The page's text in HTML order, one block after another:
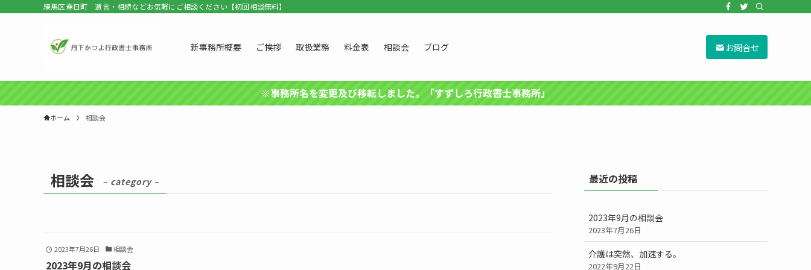
練馬区春日町 遺言・相続などお気軽にご相談ください【初回相談無料】
新事務所概要 ご挨拶 取扱業務 料金表 相談会 ブログ お問合せ
※事務所名を変更及び移転しました。「すずしろ行政書士事務所」
ホーム 相談会
相談会 – category –
2023年7月26日 相談会
2023年9月の相談会
最近の投稿
2023年9月の相談会
2023年7月26日
介護は突然、加速する。
2022年9月22日